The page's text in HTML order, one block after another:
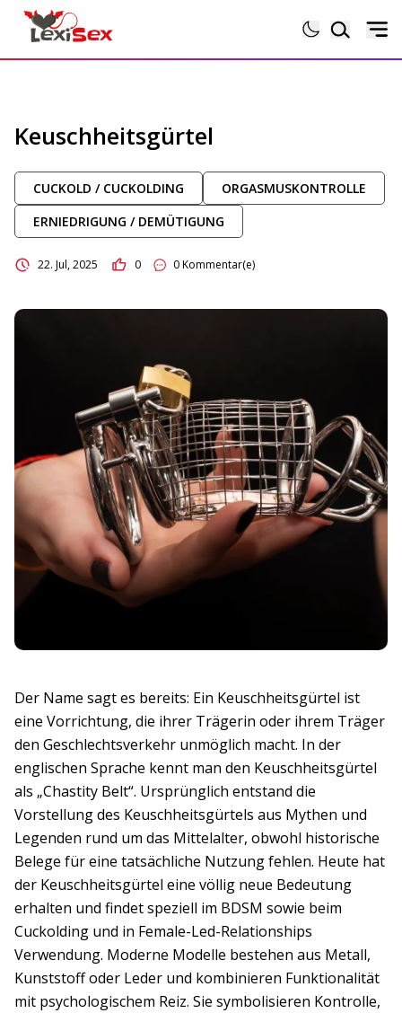
Testberichte
Sexgeschichten
Keuschheitsgürtel
CUCKOLD / CUCKOLDING
ORGASMUSKONTROLLE
ERNIEDRIGUNG / DEMÜTIGUNG
22. Jul, 2025 0 0 Kommentar(e)
Der Name sagt es bereits: Ein Keuschheitsgürtel ist
eine Vorrichtung, die ihrer Trägerin oder ihrem Träger
den Geschlechtsverkehr unmöglich macht. In der
englischen Sprache kennt man den Keuschheitsgürtel
als „Chastity Belt“. Ursprünglich entstand die
Vorstellung des Keuschheitsgürtels aus Mythen und
Legenden rund um das Mittelalter, obwohl historische
Belege für eine tatsächliche Nutzung fehlen. Heute hat
der Keuschheitsgürtel eine völlig neue Bedeutung
erhalten und findet speziell im BDSM sowie beim
Cuckolding und in Female-Led-Relationships
Verwendung. Moderne Modelle bestehen aus Metall,
Kunststoff oder Leder und kombinieren Funktionalität
mit psychologischem Reiz. Sie symbolisieren Kontrolle,